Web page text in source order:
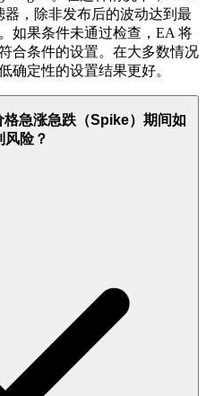
器，除非发布后的波动达到最
如果条件未通过检查，EA 将
合条件的设置。在大多数情况
确定性的设置结果更好。
急涨急跌（Spike）期间如
风险？